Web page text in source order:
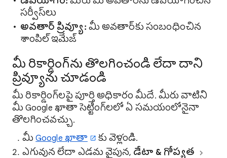
సర్వీస్‌లు
అవతార్ ప్రివ్యూ: మీ అవతార్‌కు సంబంధించిన
శాంపిల్ ఇమేజ్
మీ రికార్డింగ్‌ను తొలగించండి లేదా దాని
ప్రివ్యూను చూడండి
మీ రికార్డింగ్‌లపై పూర్తి అధికారం మీదే. మీరు వాటిని
మీ Google ఖాతా సెట్టింగ్‌లలో ఏ సమయంలోనైనా
తొలగించవచ్చు.
మీGoogle ఖాతా
కు వెళ్లండి.
ఎగువున లేదా ఎడమ వైపున, డేటా & గోప్యత